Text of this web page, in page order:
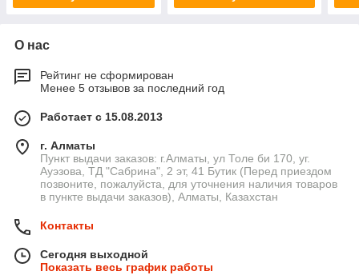
О нас
Рейтинг не сформирован
Менее 5 отзывов за последний год
Работает с 15.08.2013
г. Алматы
Пункт выдачи заказов: г.Алматы, ул Толе би 170, уг.
Ауэзова, ТД "Сабрина", 2 эт, 41 Бутик (Перед приездом
позвоните, пожалуйста, для уточнения наличия товаров
в пункте выдачи заказов), Алматы, Казахстан
Контакты
Сегодня выходной
Показать весь график работы